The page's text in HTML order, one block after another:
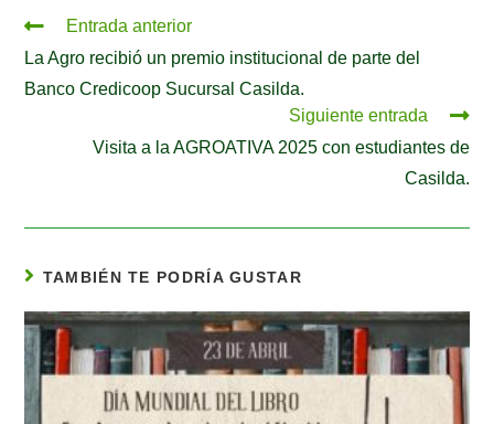
Entrada anterior
La Agro recibió un premio institucional de parte del
Banco Credicoop Sucursal Casilda.
Siguiente entrada
Visita a la AGROATIVA 2025 con estudiantes de
Casilda.
TAMBIÉN TE PODRÍA GUSTAR